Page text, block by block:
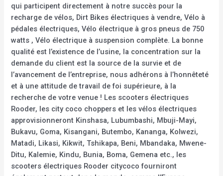
qui participent directement à notre succès pour la
recharge de vélos, Dirt Bikes électriques à vendre, Vélo à
pédales électriques, Vélo électrique à gros pneus de 750
watts , Vélo électrique à suspension complète. La bonne
qualité est l’existence de l’usine, la concentration sur la
demande du client est la source de la survie et de
l’avancement de l’entreprise, nous adhérons à l’honnêteté
et à une attitude de travail de foi supérieure, à la
recherche de votre venue ! Les scooters électriques
Rooder, les city coco choppers et les vélos électriques
approvisionneront Kinshasa, Lubumbashi, Mbuji-Mayi,
Bukavu, Goma, Kisangani, Butembo, Kananga, Kolwezi,
Matadi, Likasi, Kikwit, Tshikapa, Beni, Mbandaka, Mwene-
Ditu, Kalemie, Kindu, Bunia, Boma, Gemena etc., les
scooters électriques Rooder citycoco fourniront